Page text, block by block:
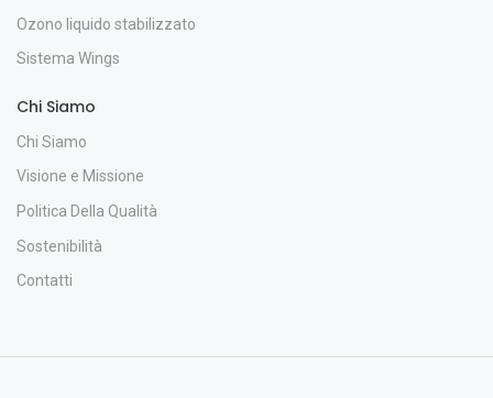
Ozono liquido stabilizzato
Sistema Wings
Chi Siamo
Chi Siamo
Visione e Missione
Politica Della Qualità
Sostenibilità
Contatti